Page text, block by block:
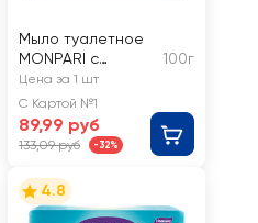
Мыло туалетное
MONPARI с
коллагеном
100г
Цена за 1 шт
С Картой №1
89,99 руб
133,09 руб -32%
4.8